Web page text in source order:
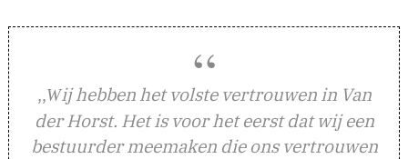
,,Wij hebben het volste vertrouwen in Van
der Horst. Het is voor het eerst dat wij een
bestuurder meemaken die ons vertrouwen